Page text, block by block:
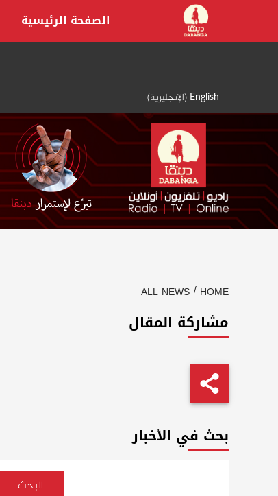
content
English
(الإنجليزية)
الصفحة الرئيسية
HOME
ALL NEWS
مشاركة المقال
بحث في الأخبار
البحث